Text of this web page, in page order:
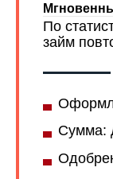
По
займ
Сумма: